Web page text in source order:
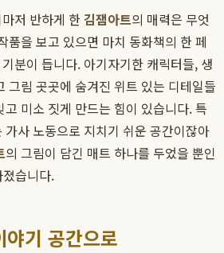
저 반하게 한김잼아트의 매력은 무엇
품을 보고 있으면 마치 동화책의 한 페
분이 듭니다. 아기자기한 캐릭터들, 생
그림 곳곳에 숨겨진 위트 있는 디테일들
미소 짓게 만드는 힘이 있습니다. 특
사 노동으로 지치기 쉬운 공간이잖아
의 그림이 담긴 매트 하나를 두었을 뿐인
습니다.
기 공간으로